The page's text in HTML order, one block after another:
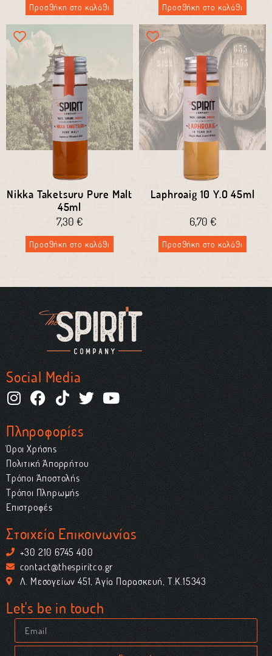
Προσθήκη στο καλάθι Προσθήκη στο καλάθι
Nikka Taketsuru Pure Malt
45ml
7,30 €
Προσθήκη στο καλάθι
Laphroaig 10 Y.O 45ml
6,70 €
Προσθήκη στο καλάθι
Social Media
Πληροφορίες
Όροι Χρήσης
Πολιτική Απορρήτου
Τρόποι Αποστολής
Τρόποι Πληρωμής
Επιστροφές
Στοιχεία Επικοινωνίας
+30 210 6745 400
contact@thespiritco.gr
Λ. Μεσογείων 451, Αγία Παρασκευή, Τ.Κ.15343
Let's be in touch